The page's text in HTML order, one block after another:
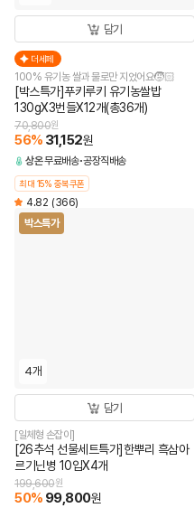
담기
더세페
100% 유기농 쌀과 물로만 지었어요🧒🏻
[박스특가]푸키루키 유기농쌀밥
130gX3번들X12개(총36개)
70,800원
56% 31,152원
상온무료배송 공장직배송
최대 15% 중복쿠폰
4.82 (366)
박스특가
4개
담기
[일체형 손잡이]
[26추석 선물세트특가]한뿌리 흑삼아
르기닌병 10입X4개
199,600원
50% 99,800원